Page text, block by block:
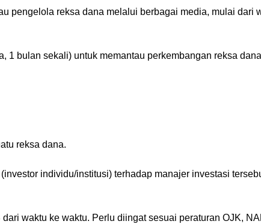
pengelola reksa dana melalui berbagai media, mulai dari
1 bulan sekali) untuk memantau perkembangan reksa
reksa dana.
individu/institusi) terhadap manajer investasi
waktu ke waktu. Perlu diingat sesuai peraturan OJK,